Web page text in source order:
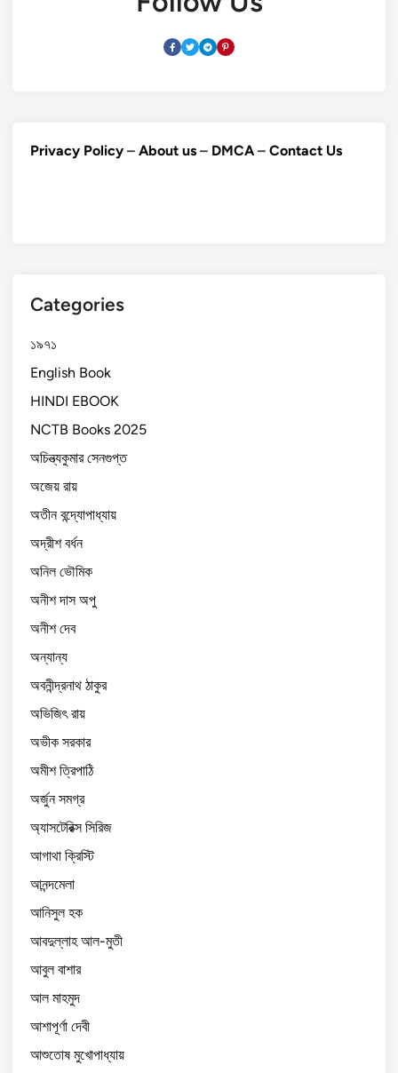
Privacy Policy – About us – DMCA – Contact Us
Categories
১৯৭১
English Book
HINDI EBOOK
NCTB Books 2025
অচিন্ত্যকুমার সেনগুপ্ত
অজেয় রায়
অতীন বন্দ্যোপাধ্যায়
অদ্রীশ বর্ধন
অনিল ভৌমিক
অনীশ দাস অপু
অনীশ দেব
অন্যান্য
অবনীন্দ্রনাথ ঠাকুর
অভিজিৎ রায়
অভীক সরকার
অমীশ ত্রিপাঠি
অর্জুন সমগ্র
অ্যাসটেরিক্স সিরিজ
আগাথা ক্রিস্টি
আনন্দমেলা
আনিসুল হক
আবদুল্লাহ আল-মুতী
আবুল বাশার
আল মাহমুদ
আশাপূর্ণা দেবী
আশুতোষ মুখোপাধ্যায়